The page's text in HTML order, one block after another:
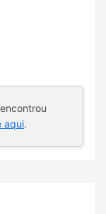
aqui.